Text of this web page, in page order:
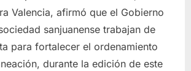
Valencia, afirmó que el Gobierno
sanjuanense trabajan de
para fortalecer el ordenamiento
durante la edición de este